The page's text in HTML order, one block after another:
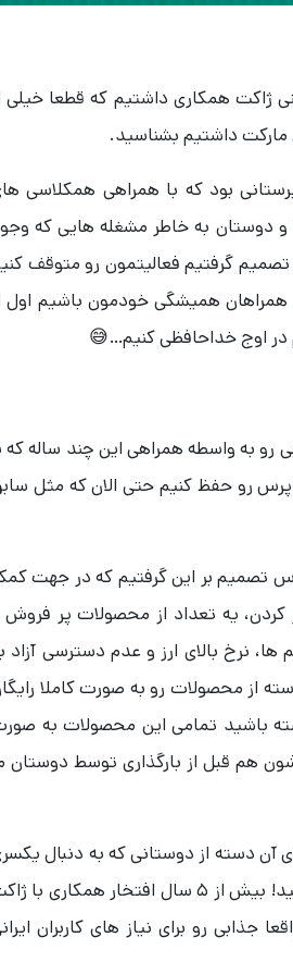
ژاکت همکاری داشتیم که قطعا خیلی
مارکت داشتیم بشناسید.
ماحصل یک پروژه دبیرستانی بود که با همراهی همکلاسی
بود. از سال 1400 کم کم فعالیت ما و دوستان به خاطر مشغله هایی که
داشت و شرایطی که بوده کمتر و کم رنگ تر شد تا جایی که از سال 1402 تصمیم گرفتیم فعالیتمون رو متوقف
همیشگی خودمون باشیم اول
اوج خداحافظی کنیم…😅
رو به واسطه همراهی این چند ساله که
رو حفظ کنیم حتی الان که مثل
تصمیم بر این گرفتیم که در جهت
یه تعداد از محصولات پر
نرخ بالای ارز و عدم دسترسی آزاد
از محصولات رو به صورت کاملا
باشید تمامی این محصولات به
هم قبل از بارگذاری توسط دوستان
آن دسته از دوستانی که به دنبال
غافل نشید! بیش از 5 سال افتخار همکاری با
رو برای نیاز های کاربران